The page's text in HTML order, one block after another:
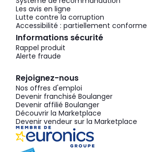
Les avis en ligne
Lutte contre la corruption
Accessibilité : partiellement conforme
Informations sécurité
Rappel produit
Alerte fraude
Rejoignez-nous
Nos offres d'emploi
Devenir franchisé Boulanger
Devenir affilié Boulanger
Découvrir la Marketplace
Devenir vendeur sur la Marketplace